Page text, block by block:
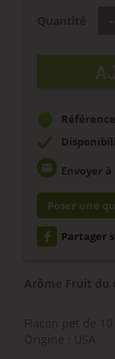
email Envoyer
Poser une
Partager
Arôme Fruit du
Flacon pet de 10
Origine : USA